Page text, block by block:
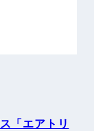
「エアトリ